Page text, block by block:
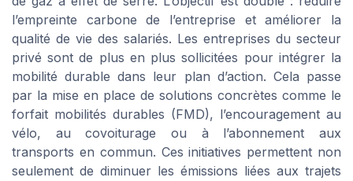
l’empreinte carbone de l’entreprise et améliorer la
qualité de vie des salariés. Les entreprises du secteur
privé sont de plus en plus sollicitées pour intégrer la
mobilité durable dans leur plan d’action. Cela passe
par la mise en place de solutions concrètes comme le
forfait mobilités durables (FMD), l’encouragement au
vélo, au covoiturage ou à l’abonnement aux
transports en commun. Ces initiatives permettent non
seulement de diminuer les émissions liées aux trajets